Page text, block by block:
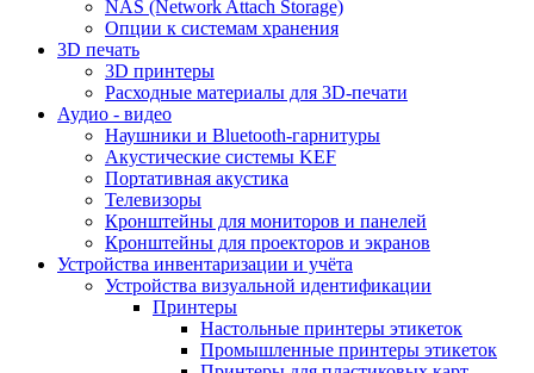
NAS (Network Attach Storage)
Опции к системам хранения
3D печать
3D принтеры
Расходные материалы для 3D-печати
Аудио - видео
Наушники и Bluetooth-гарнитуры
Акустические системы KEF
Портативная акустика
Телевизоры
Кронштейны для мониторов и панелей
Кронштейны для проекторов и экранов
Устройства инвентаризации и учёта
Устройства визуальной идентификации
Принтеры
Настольные принтеры этикеток
Промышленные принтеры этикеток